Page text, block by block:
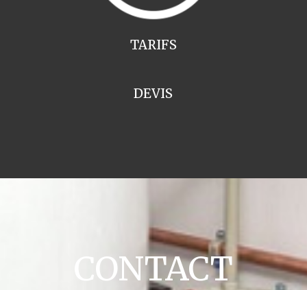
TARIFS
DEVIS
CONTACT